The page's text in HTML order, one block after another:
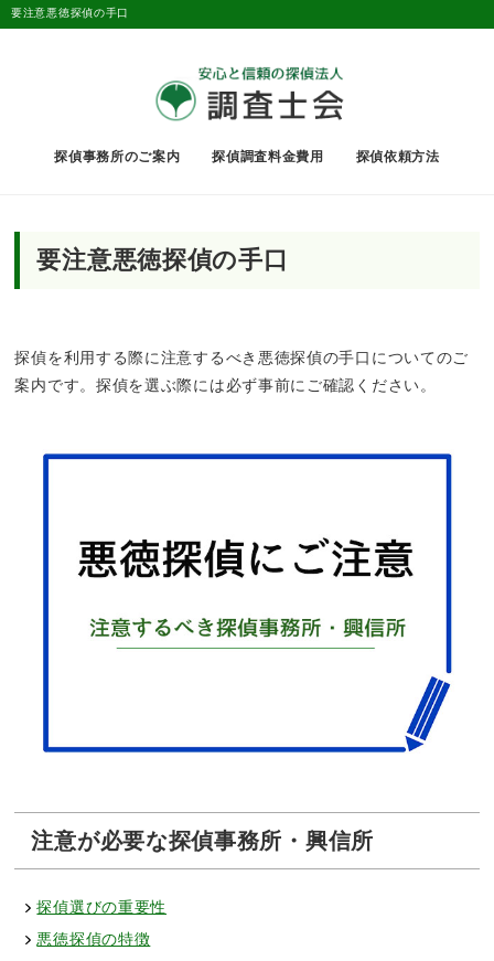
要注意悪徳探偵の手口
探偵を利用する際に注意するべき悪徳探偵の手口についてのご
案内です。探偵を選ぶ際には必ず事前にご確認ください。
注意が必要な探偵事務所・興信所
探偵選びの重要性
悪徳探偵の特徴
要注意悪徳探偵の手口
探偵事務所のご案内 探偵調査料金費用 探偵依頼方法